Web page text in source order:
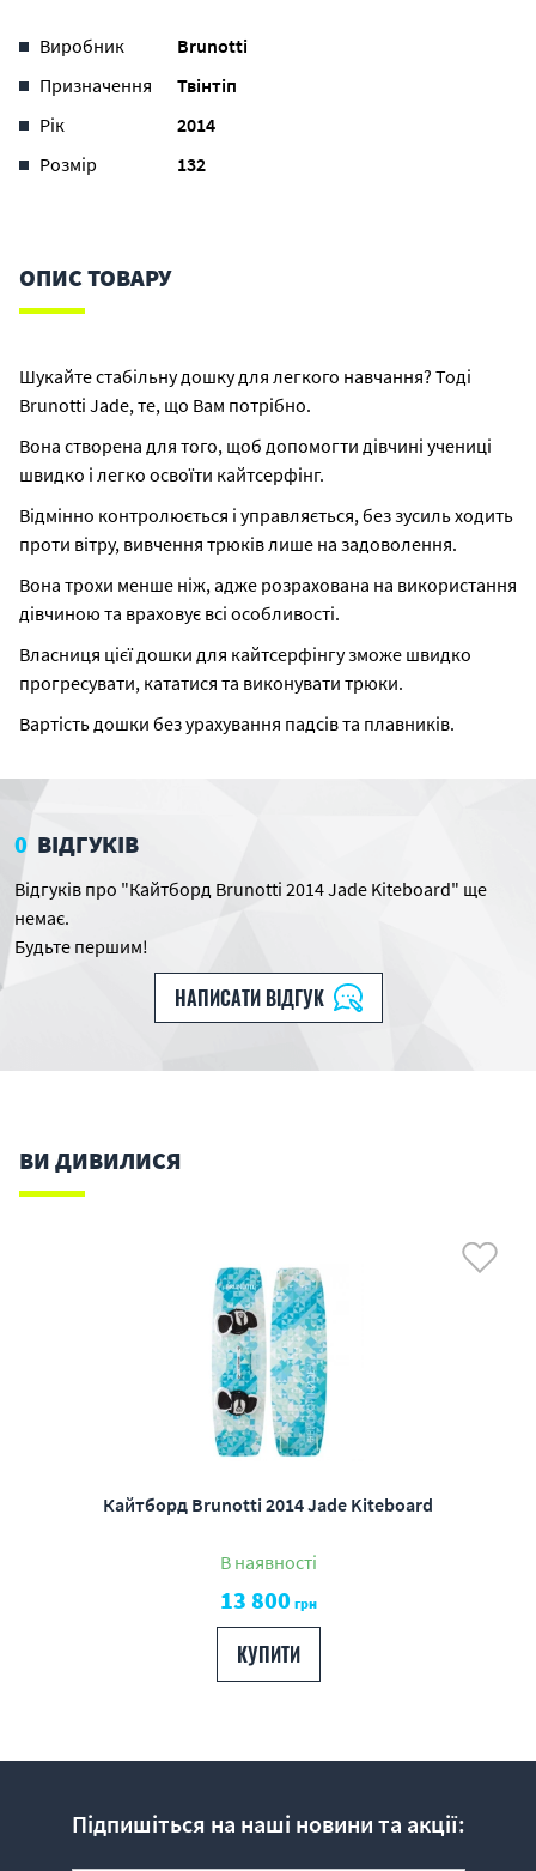
Виробник
Brunotti
Призначення
Твінтіп
Рік
2014
Розмір
132
ОПИС ТОВАРУ
Шукайте стабільну дошку для легкого навчання? Тоді
Brunotti Jade, те, що Вам потрібно.
Вона створена для того, щоб допомогти дівчині учениці
швидко і легко освоїти кайтсерфінг.
Відмінно контролюється і управляється, без зусиль ходить
проти вітру, вивчення трюків лише на задоволення.
Вона трохи менше ніж, адже розрахована на використання
дівчиною та враховує всі особливості.
Власниця цієї дошки для кайтсерфінгу зможе швидко
прогресувати, кататися та виконувати трюки.
Вартість дошки без урахування падсів та плавників.
0 ВІДГУКІВ
Відгуків про "Кайтборд Brunotti 2014 Jade Kiteboard" ще
немає.
Будьте першим!
НАПИСАТИ ВІДГУК
ВИ ДИВИЛИСЯ
Кайтборд Brunotti 2014 Jade Kiteboard
В наявності
13 800грн
КУПИТИ
Підпишіться на наші новини та акції: